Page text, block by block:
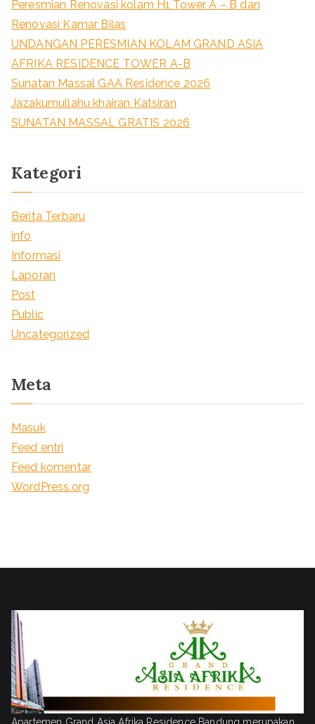
Peresmian Renovasi kolam H1 Tower A – B dan
Renovasi Kamar Bilas
UNDANGAN PERESMIAN KOLAM GRAND ASIA
AFRIKA RESIDENCE TOWER A-B
Sunatan Massal GAA Residence 2026
Jazakumullahu khairan Katsiran
SUNATAN MASSAL GRATIS 2026
Kategori
Berita Terbaru
info
Informasi
Laporan
Post
Public
Uncategorized
Meta
Masuk
Feed entri
Feed komentar
WordPress.org
Apartemen Grand Asia Afrika Residence Bandung merupakan